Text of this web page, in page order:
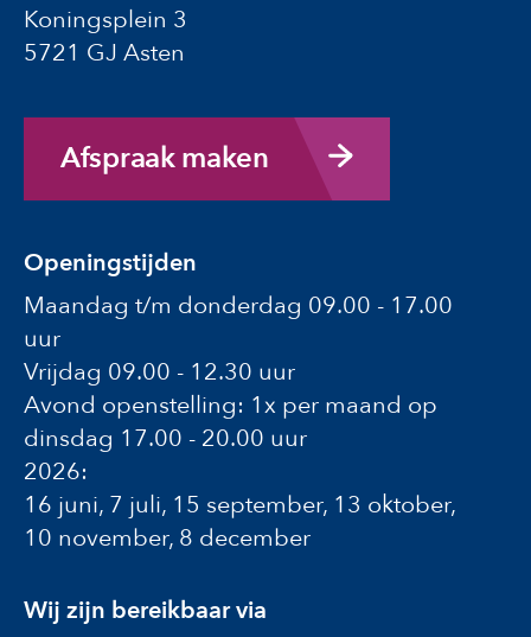
Koningsplein 3
5721 GJ Asten
Afspraak maken
Openingstijden
Maandag t/m donderdag 09.00 - 17.00
uur
Vrijdag 09.00 - 12.30 uur
Avond openstelling: 1x per maand op
dinsdag 17.00 - 20.00 uur
2026:
16 juni, 7 juli, 15 september, 13 oktober,
10 november, 8 december
Wij zijn bereikbaar via